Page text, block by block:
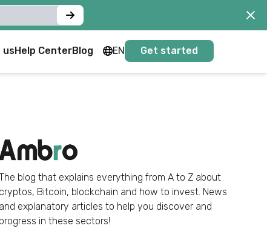
usHelp CenterBlog EN
FR
Get started
blog that explains everything from A to Z about
cryptos, Bitcoin, blockchain and how to invest. News
and explanatory articles to help you discover and
progress in these sectors!